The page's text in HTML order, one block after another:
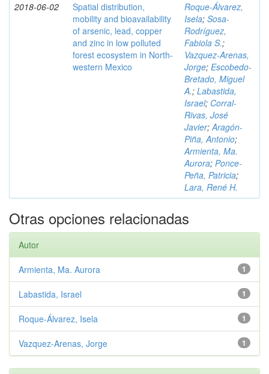
2018-06-02
Spatial distribution,
mobility and bioavailability
of arsenic, lead, copper
and zinc in low polluted
forest ecosystem in North-
western Mexico
Roque-Álvarez,
Isela; Sosa-
Rodríguez,
Fabiola S.;
Vazquez-Arenas,
Jorge; Escobedo-
Bretado, Miguel
A.; Labastida,
Israel; Corral-
Rivas, José
Javier;Aragón-
Piña, Antonio;
Armienta, Ma.
Aurora; Ponce-
Peña, Patricia;
Lara, René H.
Otras opciones relacionadas
Autor
1
Armienta, Ma. Aurora
1
Labastida, Israel
1
Roque-Álvarez, Isela
1
Vazquez-Arenas, Jorge